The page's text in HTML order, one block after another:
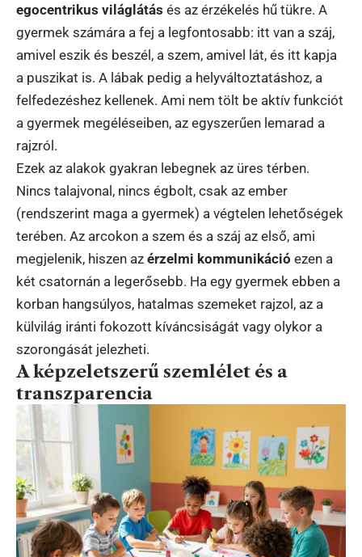
egocentrikus világlátás és az érzékelés hű tükre. A
gyermek számára a fej a legfontosabb: itt van a száj,
amivel eszik és beszél, a szem, amivel lát, és itt kapja
a puszikat is. A lábak pedig a helyváltoztatáshoz, a
felfedezéshez kellenek. Ami nem tölt be aktív funkciót
a gyermek megéléseiben, az egyszerűen lemarad a
rajzról.
Ezek az alakok gyakran lebegnek az üres térben.
Nincs talajvonal, nincs égbolt, csak az ember
(rendszerint maga a gyermek) a végtelen lehetőségek
terében. Az arcokon a szem és a száj az első, ami
megjelenik, hiszen az érzelmi kommunikáció ezen a
két csatornán a legerősebb. Ha egy gyermek ebben a
korban hangsúlyos, hatalmas szemeket rajzol, az a
külvilág iránti fokozott kíváncsiságát vagy olykor a
szorongását jelezheti.
A képzeletszerű szemlélet és a
transzparencia